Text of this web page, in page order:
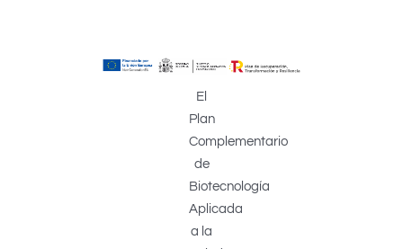
El
Plan
Complementario
de
Biotecnología
Aplicada
a la